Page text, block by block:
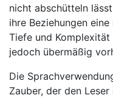
nicht abschütteln
ihre Beziehungen
Tiefe und
jedoch übermäßig
Die
Zauber, der den